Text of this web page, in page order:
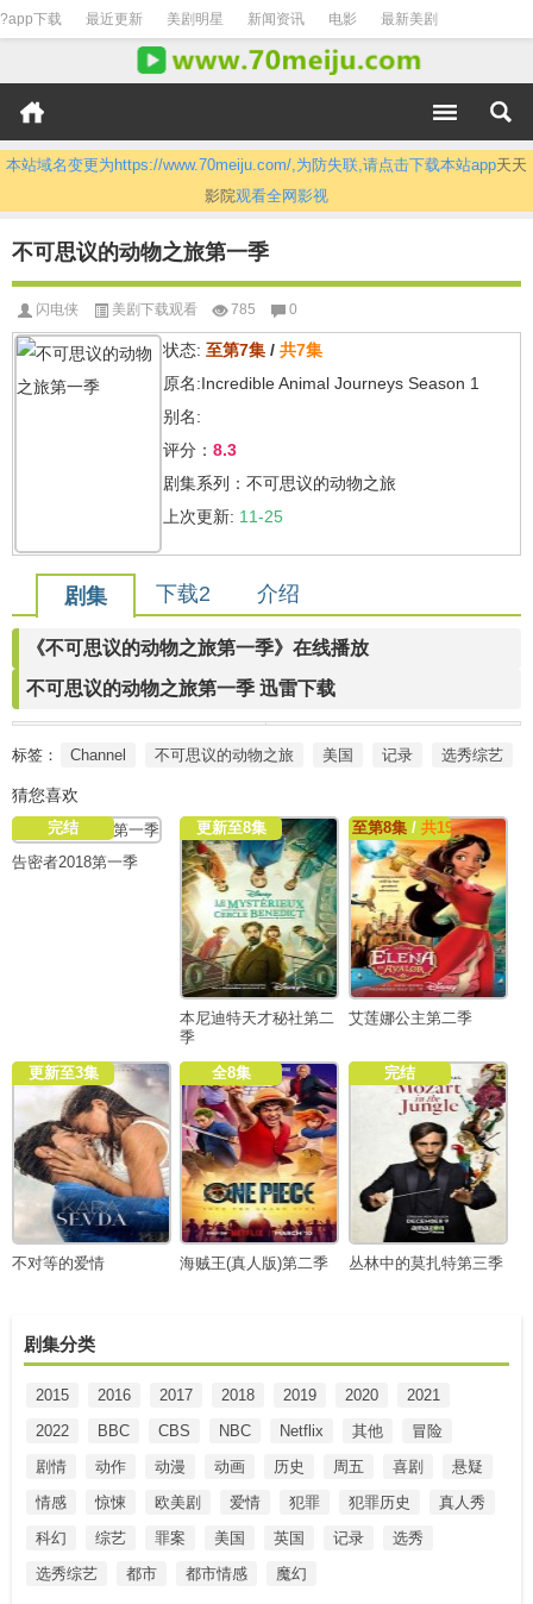
?app下载 最近更新 美剧明星 新闻资讯 电影 最新美剧
本站域名变更为https://www.70meiju.com/,为防失联,请点击下载本站app天天
影院观看全网影视
不可思议的动物之旅第一季
闪电侠 美剧下载观看 785 0
状态: 至第7集 / 共7集
原名:Incredible Animal Journeys Season 1
别名:
评分： 8.3
剧集系列：不可思议的动物之旅
上次更新: 11-25
剧集 下载2 介绍
《不可思议的动物之旅第一季》在线播放
不可思议的动物之旅第一季 迅雷下载
标签： Channel 不可思议的动物之旅 美国 记录 选秀综艺
猜您喜欢
完结
告密者2018第一季
更新至8集
本尼迪特天才秘社第二
季
至第8集/ 共19集
艾莲娜公主第二季
更新至3集
不对等的爱情
全8集
海贼王(真人版)第二季
完结
丛林中的莫扎特第三季
剧集分类
2015 2016 2017 2018 2019 2020
2021
2022
BBC CBS NBC Netflix 其他
冒险
剧情
动作 动漫 动画 历史 周五 喜剧
悬疑
情感
惊悚 欧美剧 爱情 犯罪 犯罪历史
真人秀
科幻
综艺 罪案 美国 英国 记录
选秀
选秀综艺
都市 都市情感 魔幻